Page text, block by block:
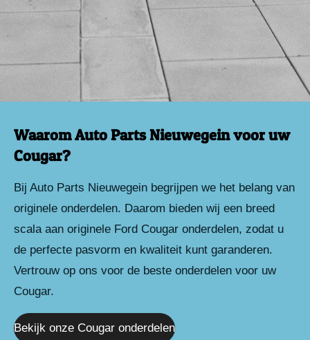
Waarom Auto Parts Nieuwegein voor uw
Cougar?
Bij Auto Parts Nieuwegein begrijpen we het belang van
originele onderdelen. Daarom bieden wij een breed
scala aan originele Ford Cougar onderdelen, zodat u
de perfecte pasvorm en kwaliteit kunt garanderen.
Vertrouw op ons voor de beste onderdelen voor uw
Cougar.
Bekijk onze Cougar onderdelen